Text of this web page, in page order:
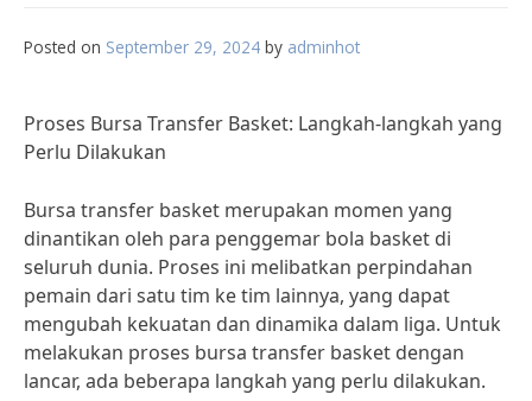
Posted on September 29, 2024 by adminhot
Proses Bursa Transfer Basket: Langkah-langkah yang
Perlu Dilakukan
Bursa transfer basket merupakan momen yang
dinantikan oleh para penggemar bola basket di
seluruh dunia. Proses ini melibatkan perpindahan
pemain dari satu tim ke tim lainnya, yang dapat
mengubah kekuatan dan dinamika dalam liga. Untuk
melakukan proses bursa transfer basket dengan
lancar, ada beberapa langkah yang perlu dilakukan.